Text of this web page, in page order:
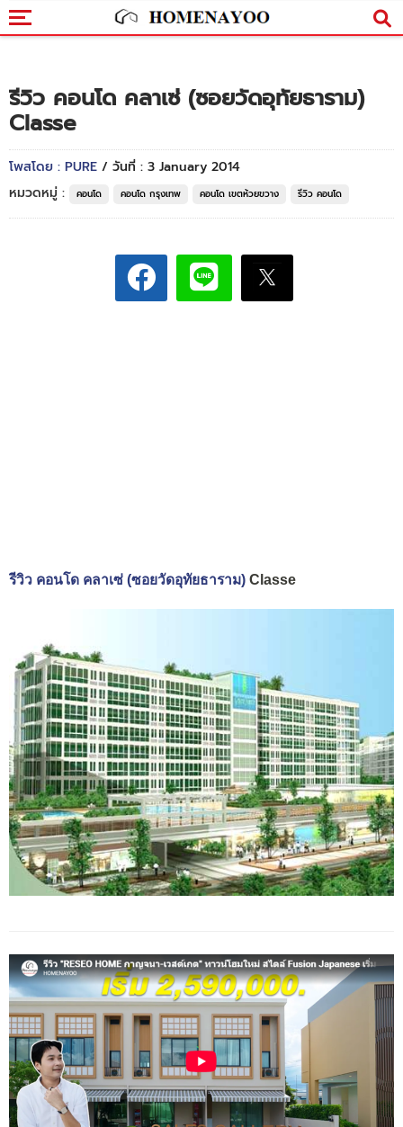
รีวิว คอนโด คลาเซ่ (ซอยวัดอุทัยธาราม)
Classe
โพสโดย : PURE / วันที่ : 3 January 2014
หมวดหมู่ :
คอนโด คอนโด กรุงเทพ คอนโด เขตห้วยขวาง รีวิว คอนโด
รีวิว คอนโด คลาเซ่ (ซอยวัดอุทัยธาราม) Classe